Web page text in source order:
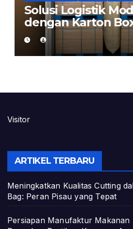
Solusi Logistik
dengan Karton
Dunnage Air Bag
Visitor
ARTIKEL TERBARU
Meningkatkan Kualitas Cutting
Bag: Peran Pisau yang Tepat
Persiapan Manufaktur Makanan